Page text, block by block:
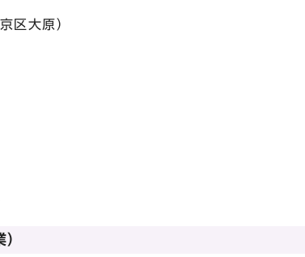
区大原）